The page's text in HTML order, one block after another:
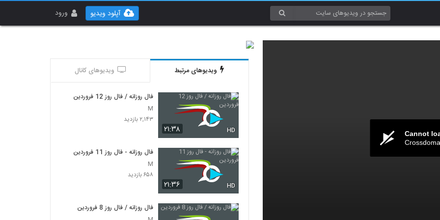
ورود آپلود ویدیو
Cannot
ویدیوهای مرتبط ویدیوهای کانال
۲۱:۳۸ HD
فال روزانه / فال روز 12 فروردین
M
۲,۱۴۳ بازدید
۲۱:۳۶ HD
فال روزانه - فال روز 11 فروردین
M
۶۵۸ بازدید
فال روزانه / فال روز 8 فروردین